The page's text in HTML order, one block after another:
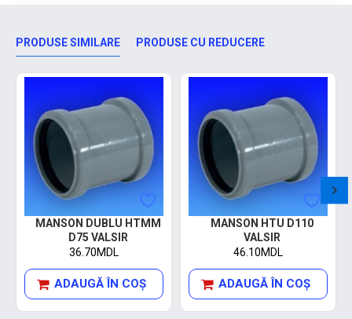
PRODUSE SIMILARE PRODUSE CU REDUCERE
MANSON DUBLU HTMM
D75 VALSIR
36.70MDL
ADAUGĂ ÎN COŞ
MANSON HTU D110
VALSIR
46.10MDL
ADAUGĂ ÎN COŞ